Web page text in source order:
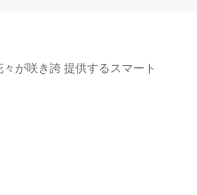
が咲き誇 提供するスマート